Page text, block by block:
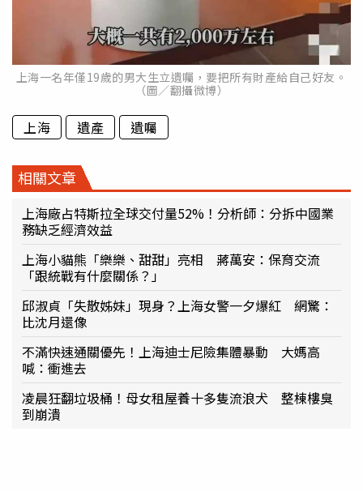
上海一名年僅19歲的男大生立遺囑，要把所有財產給自己好友。
（圖／翻攝微博）
上海 遺產 遺囑
相關文章
上海廠占特斯拉全球交付量52%！分析師：分拆中國業
務缺乏經濟效益
上海小貓熊「樂樂、甜甜」亮相 蔣萬安：保育交流
「跟統戰有什麼關係？」
邱淑貞「失散姊妹」現身？上海女警一夕爆紅 網驚：
比沈月還像
不滿快速通關優先！上海迪士尼險集體暴動 大媽高
喊：衝進去
凌晨狂翻垃圾桶！母女租屋養十多隻流浪犬 整棟樓臭
到崩潰